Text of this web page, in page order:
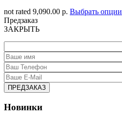
not rated 9,090.00 р. Выбрать опции
Предзаказ
ЗАКРЫТЬ
Новинки